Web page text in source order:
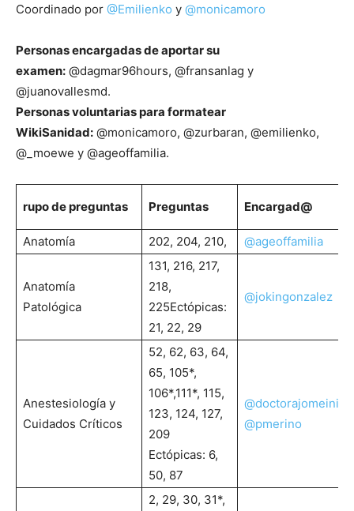
Coordinado por @Emilienko y @monicamoro
Personas encargadas de aportar su
examen: @dagmar96hours, @fransanlag y
@juanovallesmd.
Personas voluntarias para formatear
WikiSanidad: @monicamoro, @zurbaran, @emilienko,
@_moewe y @ageoffamilia.
rupo de preguntas Preguntas Encargad@
Anatomía 202, 204, 210, @ageoffamilia
Anatomía
Patológica
131, 216, 217,
218,
225Ectópicas:
21, 22, 29
@jokingonzalez
Anestesiología y
Cuidados Críticos
52, 62, 63, 64,
65, 105*,
106*,111*, 115,
123, 124, 127,
209
Ectópicas: 6,
50, 87
@doctorajomeini
@pmerino
2, 29, 30, 31*,